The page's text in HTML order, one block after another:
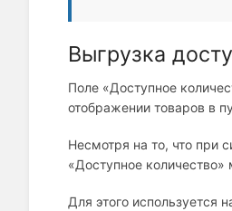
Выгрузка
Поле «Доступное
отображении товаров в
Несмотря на то, что при
«Доступное количество»
Для этого используется